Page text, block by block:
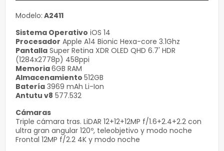
Modelo: A2411
Sistema Operativo iOS 14
Procesador Apple A14 Bionic Hexa-core 3.1Ghz
Pantalla Super Retina XDR OLED QHD 6.7' HDR
(1284x2778p) 458ppi
Memoria6GB RAM
Almacenamiento 512GB
Batería 3969 mAh Li-Ion
Antutu v8 577.532
Cámaras
Triple cámara tras. LiDAR 12+12+12MP f/1.6+2.4+2.2 con
ultra gran angular 120º, teleobjetivo y modo noche
Frontal 12MP f/2.2 4K y modo noche